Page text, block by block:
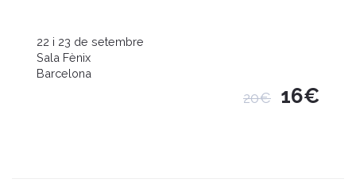
22 i 23 de setembre
Sala Fènix
Barcelona
20€ 16€